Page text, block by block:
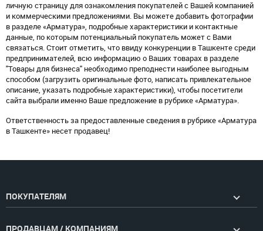
личную страницу для ознакомления покупателей с Вашей компанией
и коммерческими предложениями. Вы можете добавить фотографии
в разделе «Арматура», подробные характеристики и контактные
данные, по которым потенциальный покупатель может с Вами
связаться. Стоит отметить, что ввиду конкуренции в Ташкенте среди
предпринимателей, всю информацию о Ваших товарах в разделе
"Товары для бизнеса" необходимо преподнести наиболее выгодным
способом (загрузить оригинальные фото, написать привлекательное
описание, указать подробные характеристики), чтобы посетители
сайта выбрали именно Ваше предложение в рубрике «Арматура».
Ответственность за предоставленные сведения в рубрике «Арматура
в Ташкенте» несет продавец!
ПОКУПАТЕЛЯМ
ПРОДАВЦАМ / КОМПАНИЯМ